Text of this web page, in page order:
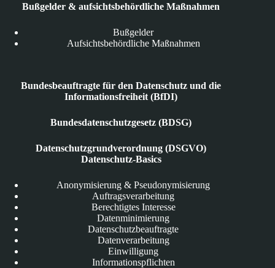
Bußgelder & aufsichtsbehördliche Maßnahmen
Bußgelder
Aufsichtsbehördliche Maßnahmen
Bundesbeauftragte für den Datenschutz und die
Informationsfreiheit (BfDI)
Bundesdatenschutzgesetz (BDSG)
Datenschutzgrundverordnung (DSGVO)
Datenschutz-Basics
Anonymisierung & Pseudonymisierung
Auftragsverarbeitung
Berechtigtes Interesse
Datenminimierung
Datenschutzbeauftragte
Datenverarbeitung
Einwilligung
Informationspflichten